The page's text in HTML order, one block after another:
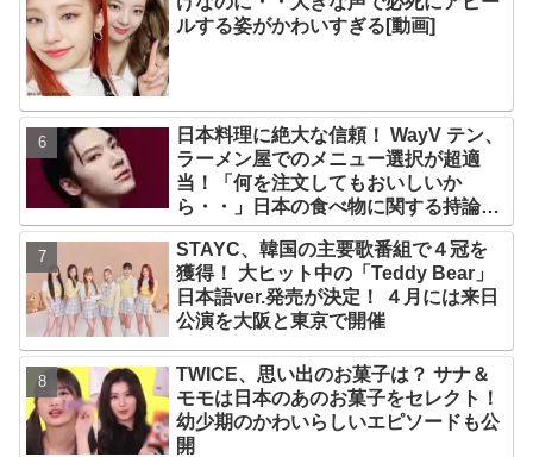
ルする姿がかわいすぎる[動画]
日本料理に絶大な信頼！ WayV テン、
ラーメン屋でのメニュー選択が超適
当！「何を注文してもおいしいか
ら・・」日本の食べ物に関する持論を
明かす
STAYC、韓国の主要歌番組で４冠を
獲得！ 大ヒット中の「Teddy Bear」
日本語ver.発売が決定！ ４月には来日
公演を大阪と東京で開催
TWICE、思い出のお菓子は？ サナ＆
モモは日本のあのお菓子をセレクト！
幼少期のかわいらしいエピソードも公
開